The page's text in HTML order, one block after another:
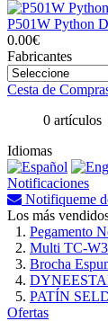
P501W Python
0.00€
Fabricantes
Cesta de
0 artículos
Idiomas
Notificaciones
Notifiqueme
Los más
Pegamento
Multi TC-
Brocha
PATÍN
Ofertas